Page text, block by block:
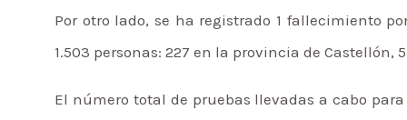
Por otro lado, se ha registrado 1 fallecimiento
1.503 personas: 227 en la provincia de Castellón,
El número total de pruebas llevadas a cabo